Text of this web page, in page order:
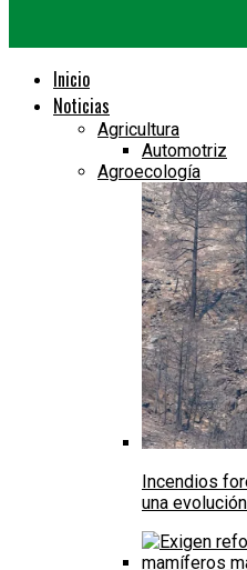
Inicio
Noticias
Agricultura
Automotriz
Agroecología
Incendios
una